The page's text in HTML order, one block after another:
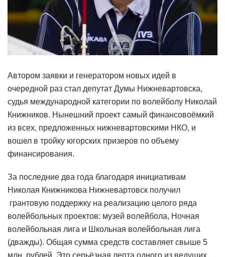
Автором заявки и генератором новых идей в
очередной раз стал депутат Думы Нижневартовска,
судья международной категории по волейболу Николай
Книжников. Нынешний проект самый финансовоёмкий
из всех, предложенных нижневартовскими НКО, и
вошел в тройку югорских призеров по объему
финансирования.
За последние два года благодаря инициативам
Николая Книжникова Нижневартовск получил
грантовую поддержку на реализацию целого ряда
волейбольных проектов: музей волейбола, Ночная
волейбольная лига и Школьная волейбольная лига
(дважды). Общая сумма средств составляет свыше 5
млн. рублей. Это серьёзная лепта одного из ведущих